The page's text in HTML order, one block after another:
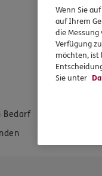
Bedarf
Hilfe
E-Mail
Schaden
EU-
Wenn Sie
auf Ihrem
die
Verfügung
möchten, ist
Sie unter